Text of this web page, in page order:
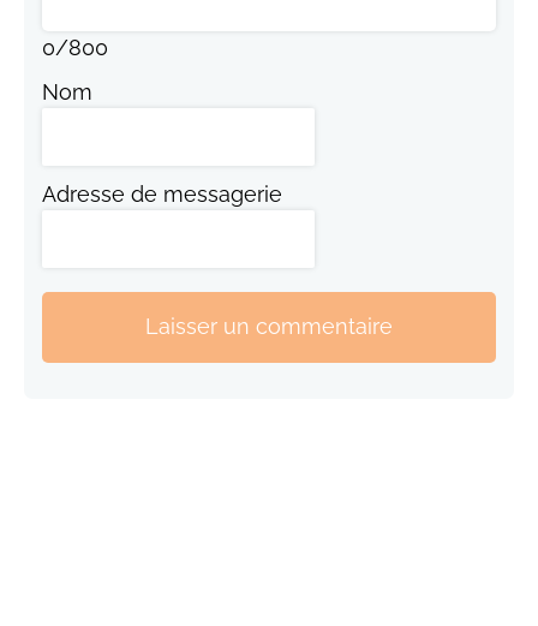
0/800
Nom
Adresse de messagerie
Laisser un commentaire